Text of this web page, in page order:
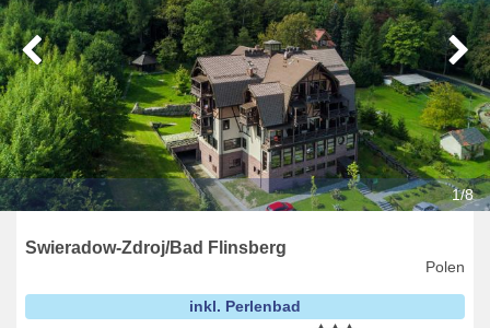
1/8
Swieradow-Zdroj/Bad Flinsberg
Polen
inkl. Perlenbad